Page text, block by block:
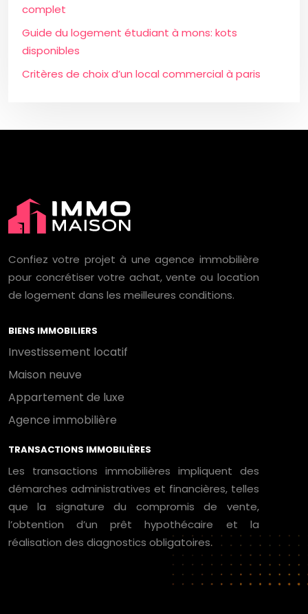
complet
Guide du logement étudiant à mons: kots
disponibles
Critères de choix d’un local commercial à paris
Confiez votre projet à une agence immobilière
pour concrétiser votre achat, vente ou location
de logement dans les meilleures conditions.
BIENS IMMOBILIERS
Investissement locatif
Maison neuve
Appartement de luxe
Agence immobilière
TRANSACTIONS IMMOBILIÈRES
Les transactions immobilières impliquent des
démarches administratives et financières, telles
que la signature du compromis de vente,
l’obtention d’un prêt hypothécaire et la
réalisation des diagnostics obligatoires.